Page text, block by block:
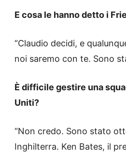
E cosa le hanno detto i
“Claudio decidi, e
noi saremo con te. Sono
È difficile gestire una
Uniti?
“Non credo. Sono stato
Inghilterra. Ken Bates, il